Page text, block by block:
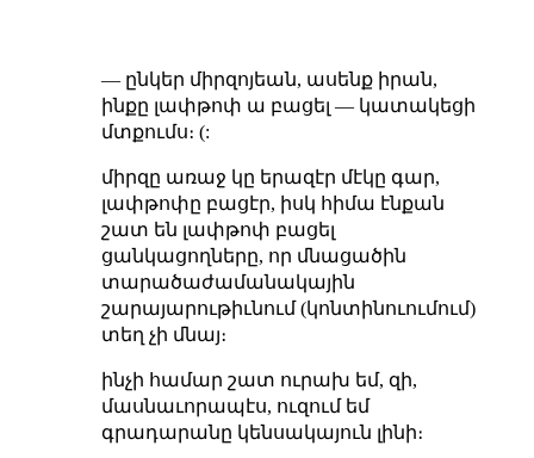
— ընկեր միրզոյեան, ասենք իրան,
ինքը լափթոփ ա բացել — կատակեցի
մտքումս։ (:
միրզը առաջ կը երազէր մէկը գար,
լափթոփը բացէր, իսկ հիմա էնքան
շատ են լափթոփ բացել
ցանկացողները, որ մնացածին
տարածաժամանակային
շարայարութիւնում (կոնտինուումում)
տեղ չի մնայ։
ինչի համար շատ ուրախ եմ, զի,
մասնաւորապէս, ուզում եմ
գրադարանը կենսակայուն լինի։